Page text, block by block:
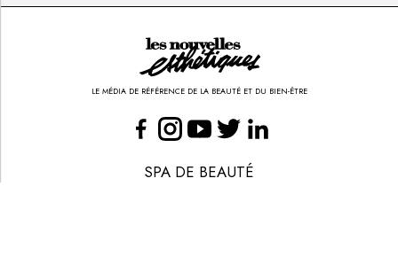
LE MÉDIA DE RÉFÉRENCE DE LA BEAUTÉ ET DU BIEN-ÊTRE
SPA DE BEAUTÉ